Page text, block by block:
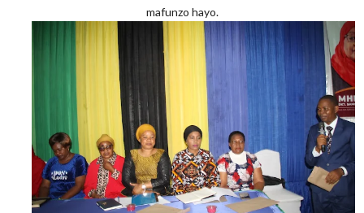
mafunzo hayo.